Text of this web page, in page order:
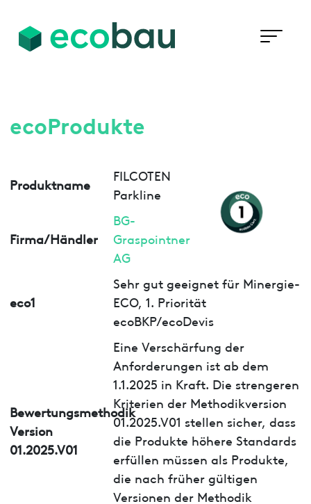
ecoProdukte
Produktname
FILCOTEN
Parkline
Firma/Händler
BG-
Graspointner
AG
eco1
Sehr gut geeignet für Minergie-
ECO, 1. Priorität
ecoBKP/ecoDevis
Bewertungsmethodik
Version
01.2025.V01
Eine Verschärfung der
Anforderungen ist ab dem
1.1.2025 in Kraft. Die strengeren
Kriterien der Methodikversion
01.2025.V01 stellen sicher, dass
die Produkte höhere Standards
erfüllen müssen als Produkte,
die nach früher gültigen
Versionen der Methodik